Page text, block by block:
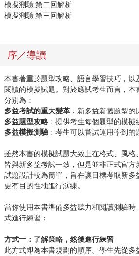
模擬測驗 第二回解析
模擬測驗 第三回解析
序／導讀
本書著重於題型攻略、語言學習技巧，以
閱讀的模擬試題。對於應試考生而言，本
分別為：
多益考試的重大變革：新多益新舊題型的
多益題型攻略：提供考生每個題型的模擬
多益模擬測驗：考生可以嘗試運用學到的
雖然本書的模擬試題大致上在格式、風格
皆與新多益考試一致，但是並非正式官方
試題設計較為簡單，旨在讓目標考取新多
更有目的性地進行演練。
當你使用本書準備多益聽力和閱讀測驗時
式進行練習：
方式一：了解策略，然後進行練習
此方式即為本書規劃的順序。學生先從多